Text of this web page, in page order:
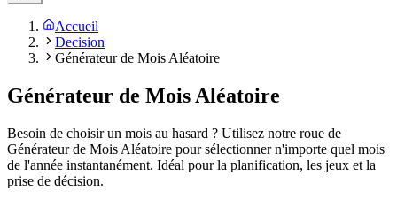
Accueil
Decision
Générateur de Mois Aléatoire
Générateur de Mois Aléatoire
Besoin de choisir un mois au hasard ? Utilisez notre roue de
Générateur de Mois Aléatoire pour sélectionner n'importe quel mois
de l'année instantanément. Idéal pour la planification, les jeux et la
prise de décision.